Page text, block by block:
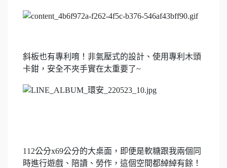
斜板也有專利唷！非氣壓式的設計、使用專利木頭
卡鉗，安全不夾手實在太重要了~
112公分x69公分的大桌面，即便是軟糖跟我兩個同
時進行遊戲、陪讀、勞作，這個空間都綽綽有餘！